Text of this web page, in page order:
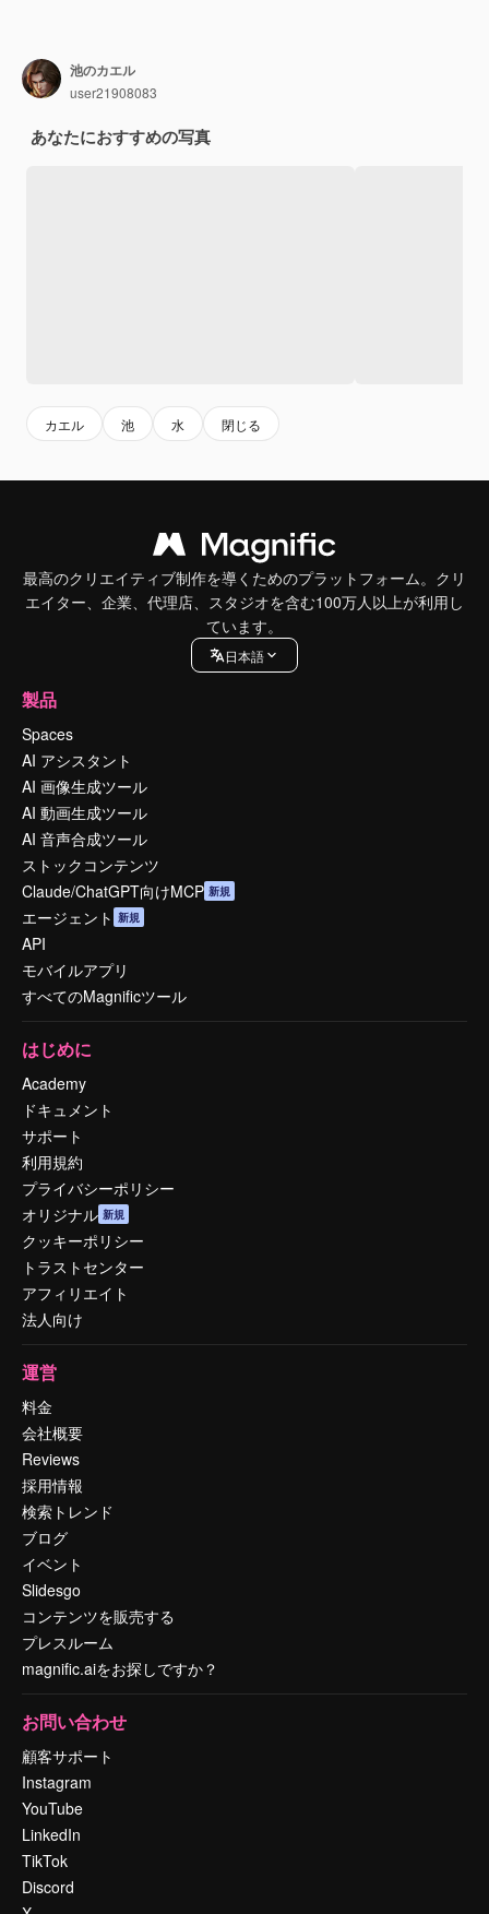
池のカエル
user21908083
あなたにおすすめの写真
カエル 池 水 閉じる
最高のクリエイティブ制作を導くためのプラットフォーム。クリ
エイター、企業、代理店、スタジオを含む100万人以上が利用し
ています。
日本語
製品
Spaces
AI アシスタント
AI 画像生成ツール
AI 動画生成ツール
AI 音声合成ツール
ストックコンテンツ
Claude/ChatGPT向けMCP 新規
エージェント 新規
API
モバイルアプリ
すべてのMagnificツール
はじめに
Academy
ドキュメント
サポート
利用規約
プライバシーポリシー
オリジナル 新規
クッキーポリシー
トラストセンター
アフィリエイト
法人向け
運営
料金
会社概要
Reviews
採用情報
検索トレンド
ブログ
イベント
Slidesgo
コンテンツを販売する
プレスルーム
magnific.aiをお探しですか？
お問い合わせ
顧客サポート
Instagram
YouTube
LinkedIn
TikTok
Discord